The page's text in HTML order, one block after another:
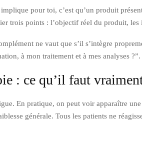
pour toi, c’est qu’un produit
trois points : l’objectif réel du produit,
ne vaut que s’il s’intègre
à mon traitement et à mes analyses ?”.
: ce qu’il faut
En pratique, on peut voir apparaître
générale. Tous les patients ne